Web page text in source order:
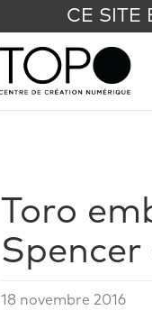
CE SITE
Toro
Spencer
18 novembre 2016